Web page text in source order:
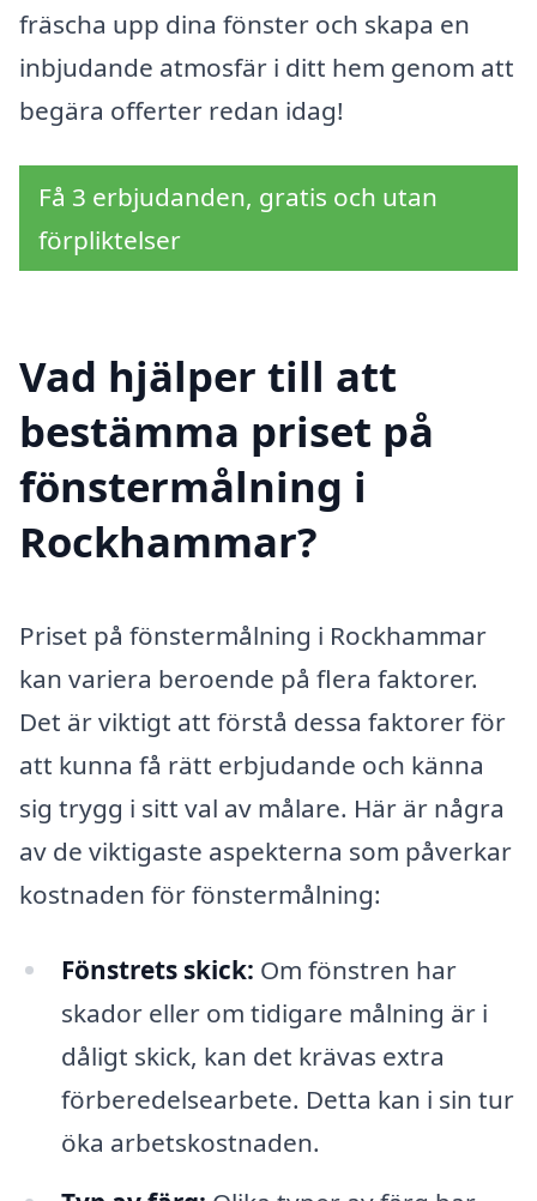
fräscha upp dina fönster och skapa en
inbjudande atmosfär i ditt hem genom att
begära offerter redan idag!
Få 3 erbjudanden, gratis och utan
förpliktelser
Vad hjälper till att
bestämma priset på
fönstermålning i
Rockhammar?
Priset på fönstermålning i Rockhammar
kan variera beroende på flera faktorer.
Det är viktigt att förstå dessa faktorer för
att kunna få rätt erbjudande och känna
sig trygg i sitt val av målare. Här är några
av de viktigaste aspekterna som påverkar
kostnaden för fönstermålning:
Fönstrets skick: Om fönstren har
skador eller om tidigare målning är i
dåligt skick, kan det krävas extra
förberedelsearbete. Detta kan i sin tur
öka arbetskostnaden.